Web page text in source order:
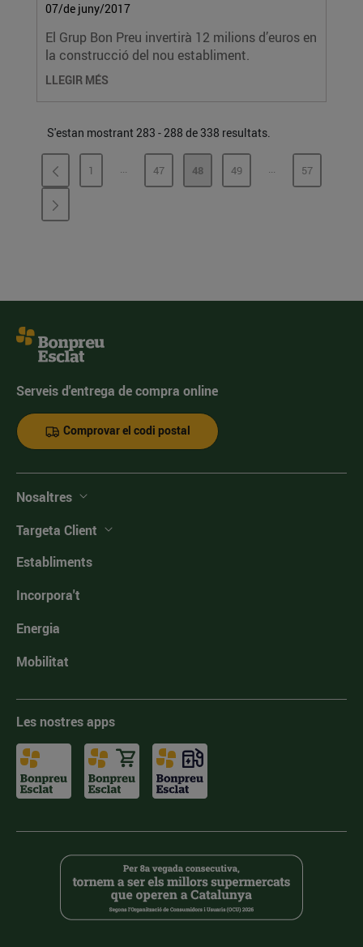
07/de juny/2017
El Grup Bon Preu invertirà 12 milions d’euros en
la construcció del nou establiment.
LLEGIR MÉS
S'estan mostrant 283 - 288 de 338 resultats.
PÀGINA
1 ...PÀGINES INTERMÈDIES
PÀGINA
47 PÀGINA
48 PÀGINA
49 ...PÀGINESPÀGINA
57
Serveis d'entrega de compra online
Comprovar el codi postal
Nosaltres
Targeta Client
Establiments
Incorpora't
Energia
Mobilitat
Les nostres apps